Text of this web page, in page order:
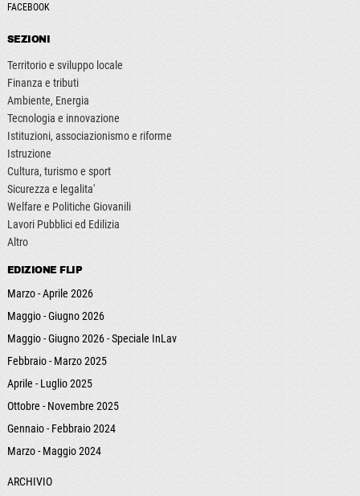
FACEBOOK
SEZIONI
Territorio e sviluppo locale
Finanza e tributi
Ambiente, Energia
Tecnologia e innovazione
Istituzioni, associazionismo e riforme
Istruzione
Cultura, turismo e sport
Sicurezza e legalita'
Welfare e Politiche Giovanili
Lavori Pubblici ed Edilizia
Altro
EDIZIONE FLIP
Marzo - Aprile 2026
Maggio - Giugno 2026
Maggio - Giugno 2026 - Speciale InLav
Febbraio - Marzo 2025
Aprile - Luglio 2025
Ottobre - Novembre 2025
Gennaio - Febbraio 2024
Marzo - Maggio 2024
ARCHIVIO